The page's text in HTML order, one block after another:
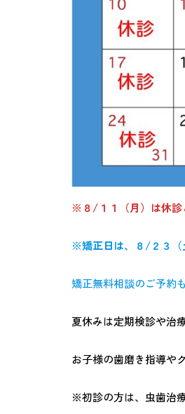
※８/１１（月）は休診
※矯正日は、８/２３（
矯正無料相談のご予約
夏休みは定期検診や治
お子様の歯磨き指導
※初診の方は、虫歯治